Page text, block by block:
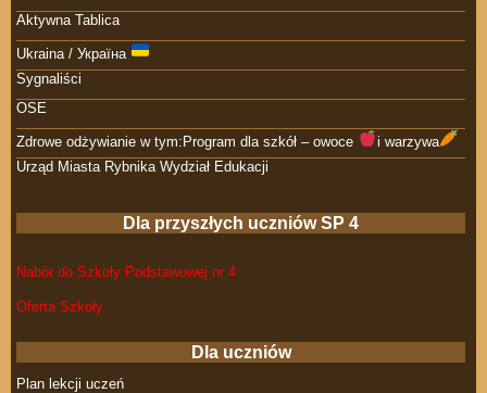
Aktywna Tablica
Ukraina / Україна
Sygnaliści
OSE
Zdrowe odżywianie w tym:Program dla szkół – owoce
i warzywa
Urząd Miasta Rybnika Wydział Edukacji
Dla przyszłych uczniów SP 4
Nabór do Szkoły Podstawowej nr 4
Oferta Szkoły
Dla uczniów
Plan lekcji uczeń